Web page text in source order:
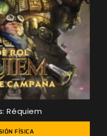
Réquiem
FÍSICA